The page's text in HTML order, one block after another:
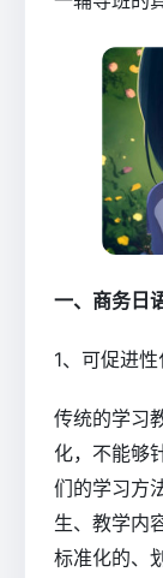
一、商务日
1、可促进
传统的学习
化，不能够
们的学习方
生、教学内
标准化的、